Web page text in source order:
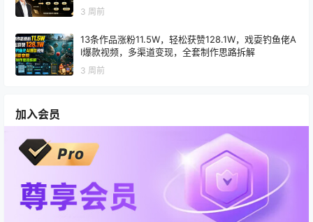
3 周前
13条作品涨粉11.5W，轻松获赞128.1W，戏耍钓鱼佬A
I爆款视频，多渠道变现，全套制作思路拆解
3 周前
加入会员